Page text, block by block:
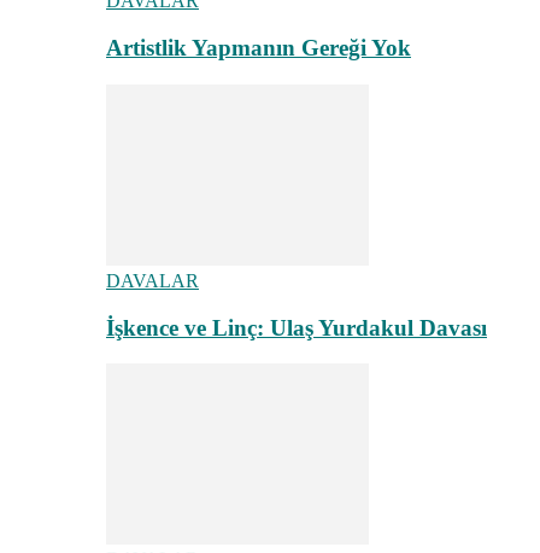
Artistlik Yapmanın Gereği Yok
DAVALAR
İşkence ve Linç: Ulaş Yurdakul Davası